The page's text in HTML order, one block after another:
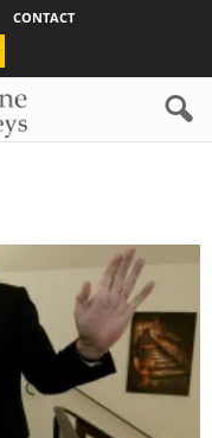
CONTACT